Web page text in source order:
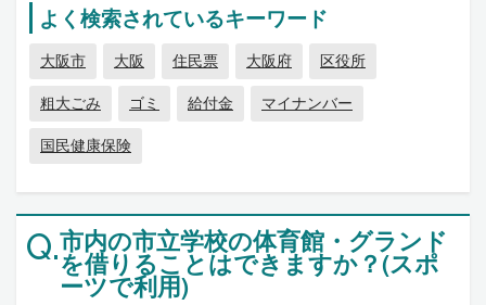
よく検索されているキーワード
大阪市 大阪 住民票 大阪府
区役所
粗大ごみ
ゴミ 給付金
マイナンバー
国民健康保険
Q.市内の市立学校の体育館・グランド
を借りることはできますか？(スポ
ーツで利用)